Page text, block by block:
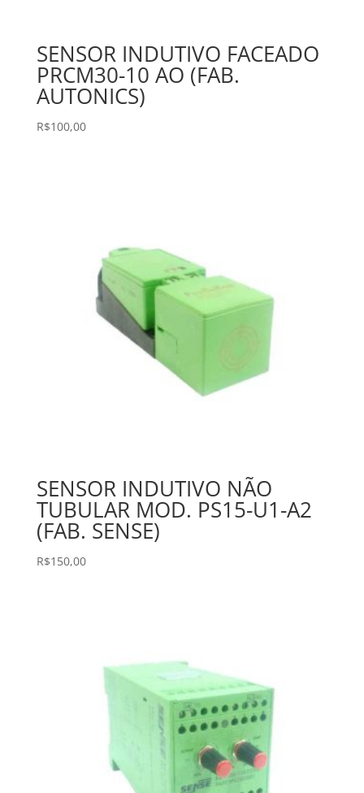
SENSOR INDUTIVO FACEADO
PRCM30-10 AO (FAB.
AUTONICS)
R$100,00
SENSOR INDUTIVO NÃO
TUBULAR MOD. PS15-U1-A2
(FAB. SENSE)
R$150,00